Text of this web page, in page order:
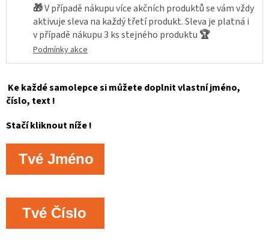
🎁V případě nákupu více akčních produktů se vám vždy
aktivuje sleva na každý třetí produkt. Sleva je platná i
v případě nákupu 3 ks stejného produktu 🏆
Podmínky akce
Ke každé samolepce si můžete doplnit vlastní jméno,
číslo, text !
Stačí kliknout níže !
Tvé Jméno
Tvé Číslo